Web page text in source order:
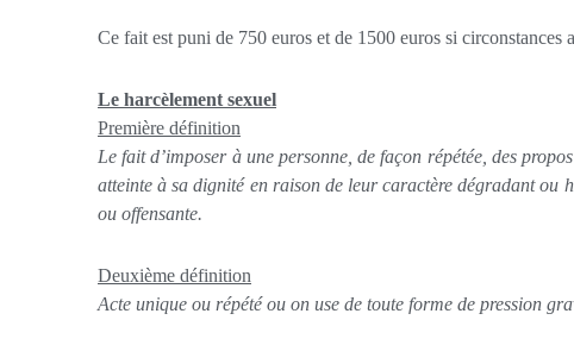
Ce fait est puni de 750 euros et de 1500 euros si circonstances
Le harcèlement sexuel
Première définition
Le fait d’imposer à une personne, de façon répétée, des
atteinte à sa dignité en raison de leur caractère dégradant
ou offensante.
Deuxième définition
Acte unique ou répété ou on use de toute forme de pression